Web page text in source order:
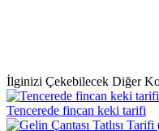
İlginizi Çekebilecek Diğer
Tencerede fincan keki tarifi